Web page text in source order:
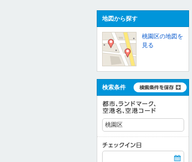
地図から探す
桃園区の地図を
見る
検索条件